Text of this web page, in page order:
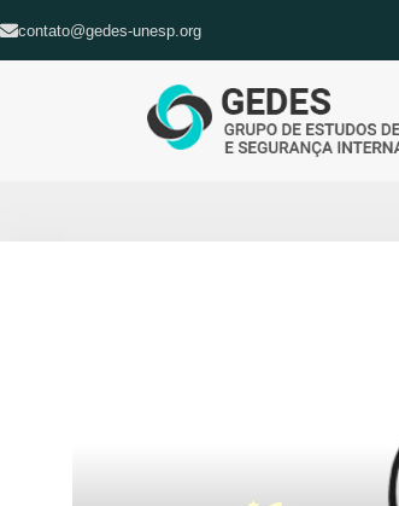
contato@gedes-unesp.org